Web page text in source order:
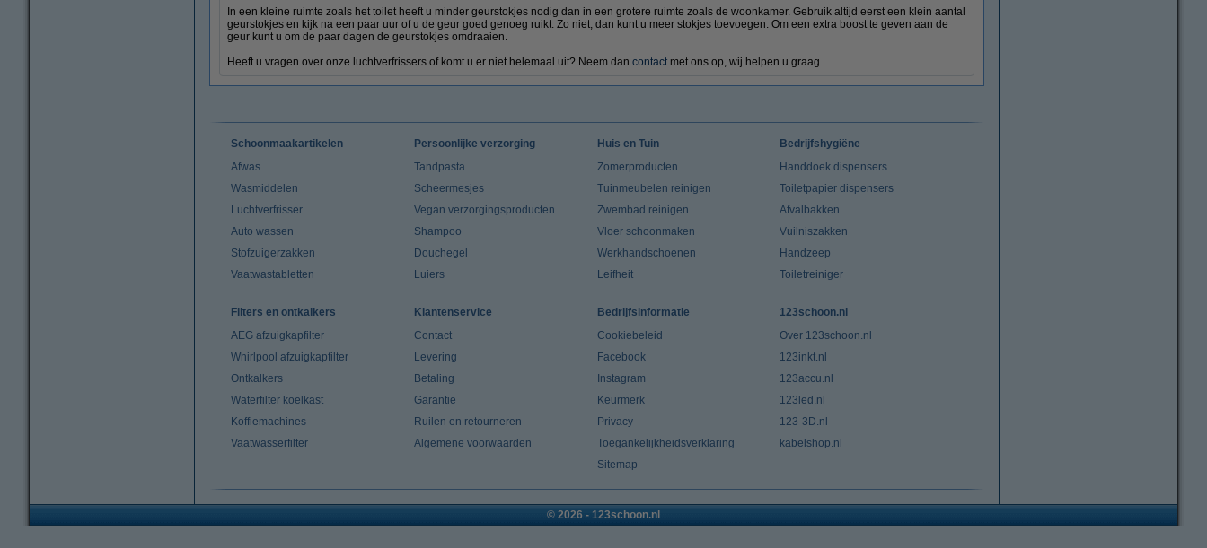
In een kleine ruimte zoals het toilet heeft u minder geurstokjes nodig dan in een grotere ruimte zoals de woonkamer. Gebruik altijd eerst een klein aantal
geurstokjes en kijk na een paar uur of u de geur goed genoeg ruikt. Zo niet, dan kunt u meer stokjes toevoegen. Om een extra boost te geven aan de
geur kunt u om de paar dagen de geurstokjes omdraaien.
Heeft u vragen over onze luchtverfrissers of komt u er niet helemaal uit? Neem dan contact met ons op, wij helpen u graag.
Schoonmaakartikelen
Afwas
Wasmiddelen
Luchtverfrisser
Auto wassen
Stofzuigerzakken
Vaatwastabletten
Persoonlijke verzorging
Tandpasta
Scheermesjes
Vegan verzorgingsproducten
Shampoo
Douchegel
Luiers
Huis en Tuin
Zomerproducten
Tuinmeubelen reinigen
Zwembad reinigen
Vloer schoonmaken
Werkhandschoenen
Leifheit
Bedrijfshygiëne
Handdoek dispensers
Toiletpapier dispensers
Afvalbakken
Vuilniszakken
Handzeep
Toiletreiniger
Filters en ontkalkers
AEG afzuigkapfilter
Whirlpool afzuigkapfilter
Ontkalkers
Waterfilter koelkast
Koffiemachines
Vaatwasserfilter
Klantenservice
Contact
Levering
Betaling
Garantie
Ruilen en retourneren
Algemene voorwaarden
Bedrijfsinformatie
Cookiebeleid
Facebook
Instagram
Keurmerk
Privacy
Toegankelijkheidsverklaring
Sitemap
123schoon.nl
Over 123schoon.nl
123inkt.nl
123accu.nl
123led.nl
123-3D.nl
kabelshop.nl
© 2026 - 123schoon.nl